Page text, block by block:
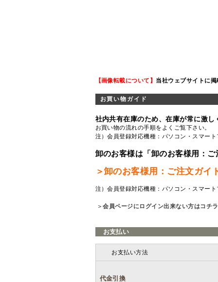
【画像転載について】 当社ウェブサイトに
お買い物ガイド
社内共有在庫のため、在庫が常に激
お買い物の流れの手順をよくご覧下さい。
注）会員登録対応機種：パソコン・スマー
卸のお客様は「卸のお客様用：
＞卸のお客様用：ご注文ガイ
注）会員登録対応機種：パソコン・スマー
＞会員ページにログイン出来ない方はコチラ
お支払い
お支払い方法
代金引換